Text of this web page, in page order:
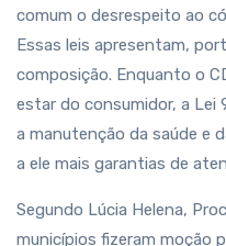
comum o desrespeito ao
Essas leis apresentam,
composição. Enquanto o
estar do consumidor, a Lei
a manutenção da saúde e
a ele mais garantias de
Segundo Lúcia Helena,
municípios fizeram moção